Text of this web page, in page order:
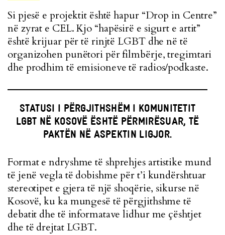
Si pjesë e projektit është hapur “Drop in Centre”
në zyrat e CEL. Kjo “hapësirë e sigurt e artit”
është krijuar për të rinjtë LGBT dhe në të
organizohen punëtori për filmbërje, tregimtari
dhe prodhim të emisioneve të radios/podkaste.
STATUSI I PËRGJITHSHËM I KOMUNITETIT
LGBT NË KOSOVË ËSHTË PËRMIRËSUAR, TË
PAKTËN NË ASPEKTIN LIGJOR.
Format e ndryshme të shprehjes artistike mund
të jenë vegla të dobishme për t’i kundërshtuar
stereotipet e gjera të një shoqërie, sikurse në
Kosovë, ku ka mungesë të përgjithshme të
debatit dhe të informatave lidhur me çështjet
dhe të drejtat LGBT.